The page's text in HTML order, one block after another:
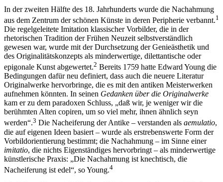
In der zweiten Hälfte des 18. Jahrhunderts wurde die Nachahmung
aus dem Zentrum der schönen Künste in deren Peripherie verbannt.1
Die regelgeleitete Imitation klassischer Vorbilder, die in der
rhetorischen Tradition der Frühen Neuzeit selbstverständlich
gewesen war, wurde mit der Durchsetzung der Genieästhetik und
des Originalitätskonzepts als minderwertige, dilettantische oder
epigonale Kunst abgewertet.2 Bereits 1759 hatte Edward Young die
Bedingungen dafür neu definiert, dass auch die neuere Literatur
Originalwerke hervorbringe, die es mit den antiken Meisterwerken
aufnehmen könnten. In seinen Gedanken über die Originalwerke
kam er zu dem paradoxen Schluss, „daß wir, je weniger wir die
berühmten Alten copiren, um so viel mehr, ihnen ähnlich seyn
werden“.3 Die Nacheiferung der Antike – verstanden als aemulatio,
die auf eigenen Ideen basiert – wurde als erstrebenswerte Form der
Vorbildorientierung bestimmt; die Nachahmung – im Sinne einer
imitatio, die nichts Eigenständiges hervorbringt – als minderwertige
künstlerische Praxis: „Die Nachahmung ist knechtisch, die
Nacheiferung ist edel“, so Young.4